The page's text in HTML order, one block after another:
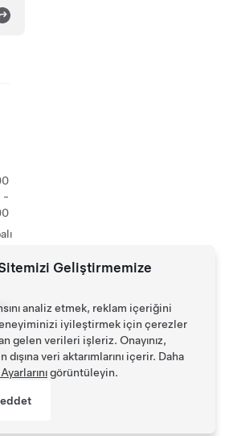
-
Geliştirmemize
analiz etmek, reklam içeriğini
iyileştirmek için çerezler
gelen verileri işleriz. Onayınız,
veri aktarımlarını içerir. Daha
görüntüleyin.